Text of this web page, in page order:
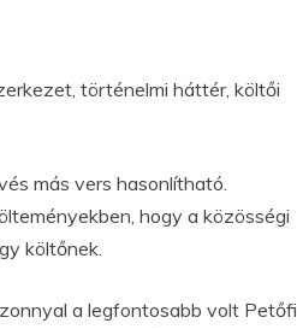
történelmi háttér, költői
más vers hasonlítható.
hogy a közösségi
költőnek.
a legfontosabb volt Petőfi